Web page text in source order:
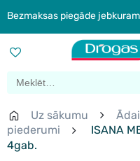
Bezmaksas piegāde
Uz sākumu Ādai
piederumi
ISANA
4gab.